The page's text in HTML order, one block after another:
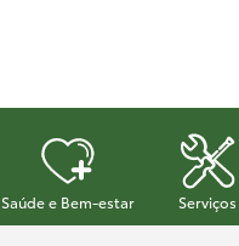
Saúde e Bem-estar Serviços